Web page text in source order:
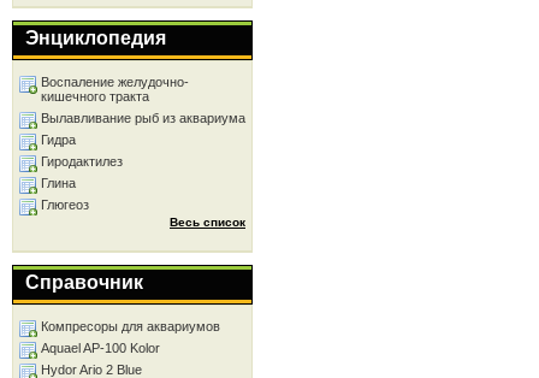
Энциклопедия
Воспаление желудочно-
кишечного тракта
Вылавливание рыб из аквариума
Гидра
Гиродактилез
Глина
Глюгеоз
Весь список
Справочник
Компресоры для аквариумов
Aquael AP-100 Kolor
Hydor Ario 2 Blue